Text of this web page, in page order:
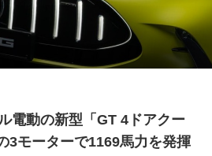
電動の新型「GT 4ドアクー
3モーターで1169馬力を発揮